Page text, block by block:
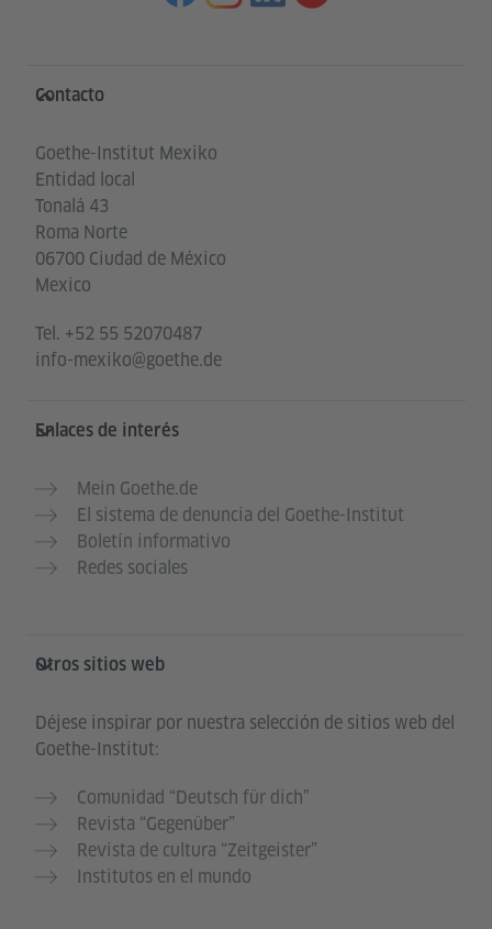
Service- und Informationsbereich
Contacto
Goethe-Institut Mexiko
Entidad local
Tonalá 43
Roma Norte
06700 Ciudad de México
Mexico
Tel. +52 55 52070487
info-mexiko@goethe.de
Enlaces de interés
Mein Goethe.de
El sistema de denuncia del Goethe-Institut
Boletín informativo
Redes sociales
Otros sitios web
Déjese inspirar por nuestra selección de sitios web del
Goethe-Institut:
Comunidad “Deutsch für dich”
Revista “Gegenüber”
Revista de cultura “Zeitgeister”
Institutos en el mundo